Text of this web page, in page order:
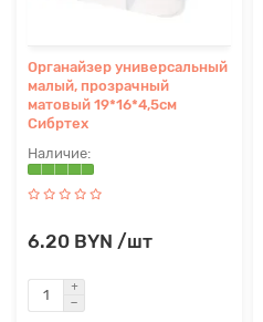
Органайзер универсальный
малый, прозрачный
матовый 19*16*4,5см
Сибртех
6.20 BYN /шт